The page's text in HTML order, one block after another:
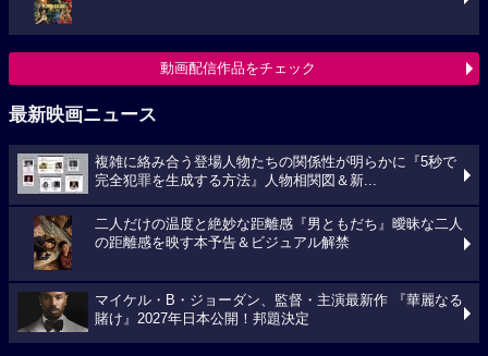
動画配信作品をチェック
最新映画ニュース
複雑に絡み合う登場人物たちの関係性が明らかに『5秒で
完全犯罪を生成する方法』人物相関図＆新...
二人だけの温度と絶妙な距離感『男ともだち』曖昧な二人
の距離感を映す本予告＆ビジュアル解禁
マイケル・B・ジョーダン、監督・主演最新作 『華麗なる
賭け』2027年日本公開！邦題決定